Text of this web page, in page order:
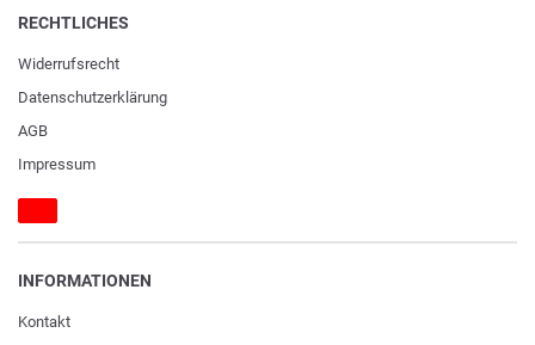
RECHTLICHES
Widerrufs­recht
Daten­schutz­erklärung
AGB
Impressum
INFORMATIONEN
Kontakt